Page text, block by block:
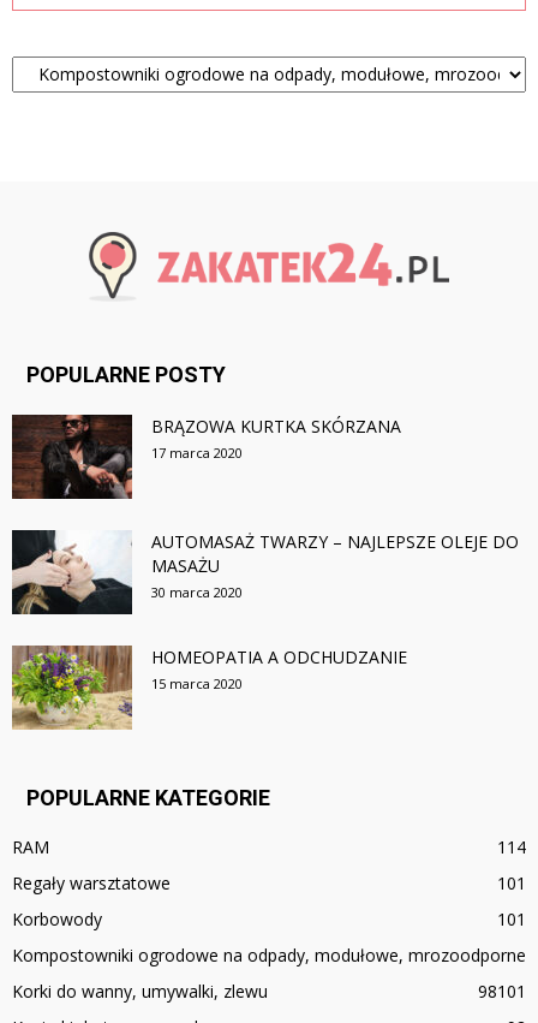
Kategorie
POPULARNE POSTY
BRĄZOWA KURTKA SKÓRZANA
17 marca 2020
AUTOMASAŻ TWARZY – NAJLEPSZE OLEJE DO
MASAŻU
30 marca 2020
HOMEOPATIA A ODCHUDZANIE
15 marca 2020
POPULARNE KATEGORIE
RAM
114
Regały warsztatowe
101
Korbowody
101
Kompostowniki ogrodowe na odpady, modułowe, mrozoodporne
101
Korki do wanny, umywalki, zlewu
98